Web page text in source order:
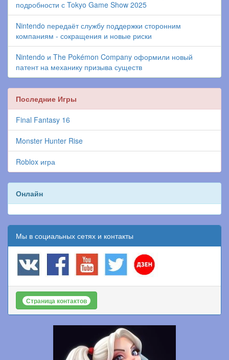
подробности с Tokyo Game Show 2025
Nintendo передаёт службу поддержки сторонним
компаниям - сокращения и новые риски
Nintendo и The Pokémon Company оформили новый
патент на механику призыва существ
Последние Игры
Final Fantasy 16
Monster Hunter Rise
Roblox игра
Онлайн
Мы в социальных сетях и контакты
Страница контактов